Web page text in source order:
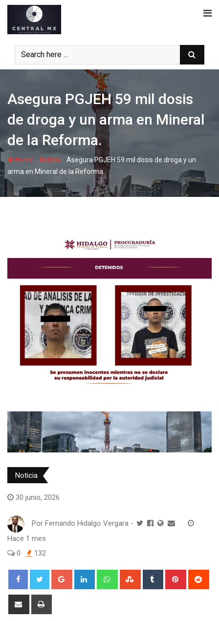
Skip
content
Asegura PGJEH 59 mil dosis
de droga y un arma en Mineral
de la Reforma.
Home - Noticia -Asegura PGJEH 59 mil dosis de droga y un
arma en Mineral de la Reforma.
Noticia
30 junio, 2026
Por Fernando Hidalgo Vergara -
Hace 1 mes
0
132
Google+ LinkedIn WhatsappStumbleUpon
Tumblr Pinterest
Share